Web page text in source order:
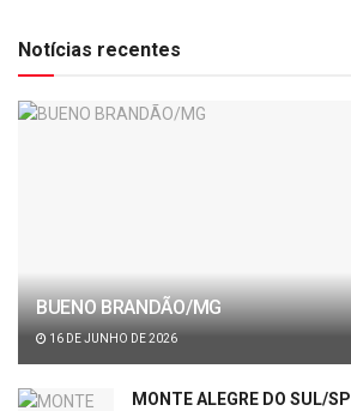
Notícias recentes
BUENO BRANDÃO/MG
16 DE JUNHO DE 2026
MONTE ALEGRE DO SUL/SP